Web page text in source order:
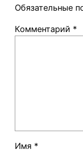
Обязательные
Комментарий *
Имя *